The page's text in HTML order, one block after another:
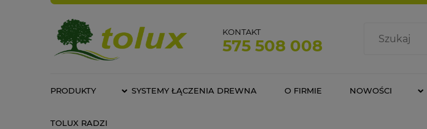
KONTAKT
575 508 008
PRODUKTY SYSTEMY ŁĄCZENIA DREWNA O FIRMIE NOWOŚCI
TOLUX RADZI